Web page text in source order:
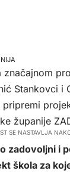
značajnom
Stankovci i
županije
SE NASTAVLJA
zadovoljni i
škola za